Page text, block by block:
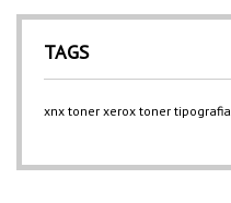
TAGS
xnx toner xerox toner tipografia